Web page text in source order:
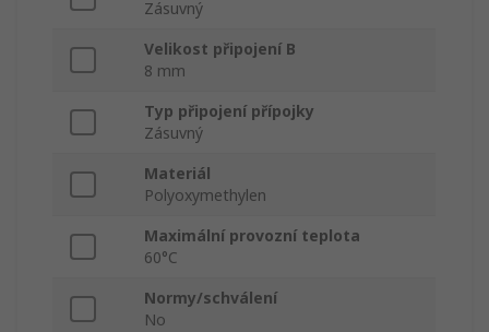
Zásuvný
Velikost připojení B
8 mm
Typ připojení přípojky
Zásuvný
Materiál
Polyoxymethylen
Maximální provozní teplota
60°C
Normy/schválení
No